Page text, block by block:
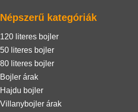
Népszerű kategóriák
120 literes bojler
50 literes bojler
80 literes bojler
Bojler árak
Hajdu bojler
Villanybojler árak